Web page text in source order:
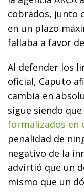
cobrados, junto
en un plazo
fallaba a favor
Al defender los
oficial, Caputo
cambia en
sigue siendo que
formalizados en
penalidad de
negativo de la
advirtió que un
mismo que un